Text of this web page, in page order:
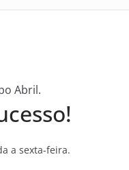
Abril.
a sexta-feira.